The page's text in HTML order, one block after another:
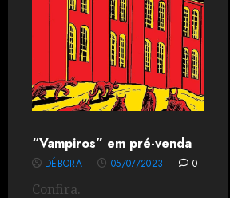
“Vampiros” em pré-venda
DÉBORA 05/07/2023 0
Confira.